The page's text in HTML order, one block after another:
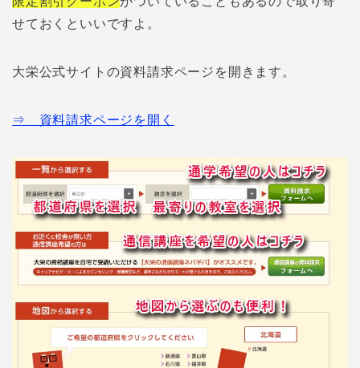
せておくといいですよ。
大栄公式サイトの資料請求ページを開きます。
⇒ 資料請求ページを開く